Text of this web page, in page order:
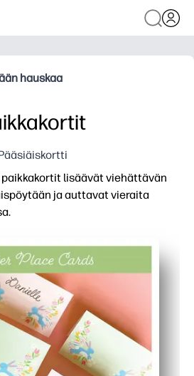
hauskaa
lisäävät viehättävän
ja auttavat vieraita
- leikkaa, taita ja aseta se heti
kortin nimillä tai pienillä
stressittöminä - ei viime hetken
kotona - teräviä värejä tavalliselle